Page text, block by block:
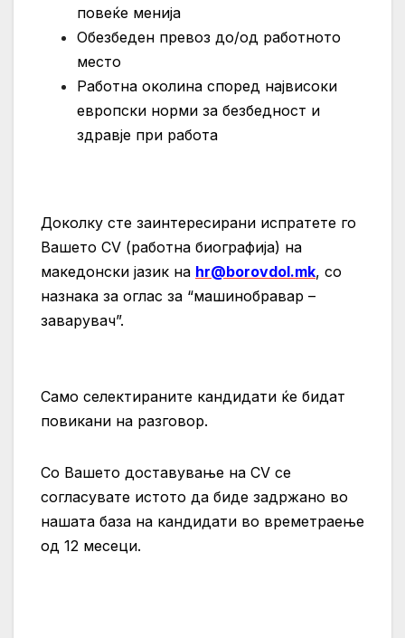
повеќе менија
Обезбеден превоз до/од работното
место
Работна околина според највисоки
европски норми за безбедност и
здравје при работа
Доколку сте заинтересирани испратете го
Вашето CV (работна биографија) на
македонски јазик на hr@borovdol.mk, со
назнака за оглас за “машинобравар –
заварувач”.
Само селектираните кандидати ќе бидат
повикани на разговор.
Со Вашето доставување на CV се
согласувате истото да биде задржано во
нашата база на кандидати во времетраење
од 12 месеци.